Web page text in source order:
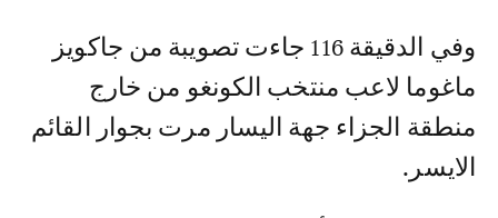
وفي الدقيقة 116 جاءت تصويبة من جاكويز
ماغوما لاعب منتخب الكونغو من خارج
منطقة الجزاء جهة اليسار مرت بجوار القائم
الايسر.